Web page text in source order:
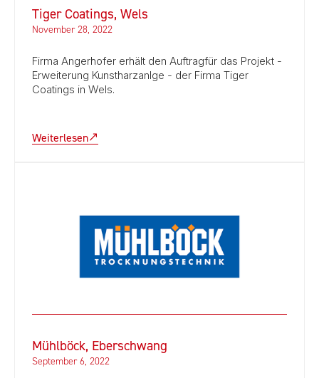
Tiger Coatings, Wels
November 28, 2022
Firma Angerhofer erhält den Auftragfür das Projekt -
Erweiterung Kunstharzanlge - der Firma Tiger
Coatings in Wels.
Weiterlesen
Mühlböck, Eberschwang
September 6, 2022